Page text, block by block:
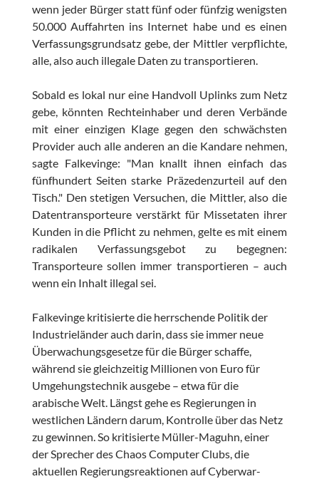
wenn jeder Bürger statt fünf oder fünfzig wenigsten
50.000 Auffahrten ins Internet habe und es einen
Verfassungsgrundsatz gebe, der Mittler verpflichte,
alle, also auch illegale Daten zu transportieren.
Sobald es lokal nur eine Handvoll Uplinks zum Netz
gebe, könnten Rechteinhaber und deren Verbände
mit einer einzigen Klage gegen den schwächsten
Provider auch alle anderen an die Kandare nehmen,
sagte Falkevinge: "Man knallt ihnen einfach das
fünfhundert Seiten starke Präzedenzurteil auf den
Tisch." Den stetigen Versuchen, die Mittler, also die
Datentransporteure verstärkt für Missetaten ihrer
Kunden in die Pflicht zu nehmen, gelte es mit einem
radikalen Verfassungsgebot zu begegnen:
Transporteure sollen immer transportieren – auch
wenn ein Inhalt illegal sei.
Falkevinge kritisierte die herrschende Politik der
Industrieländer auch darin, dass sie immer neue
Überwachungsgesetze für die Bürger schaffe,
während sie gleichzeitig Millionen von Euro für
Umgehungstechnik ausgebe – etwa für die
arabische Welt. Längst gehe es Regierungen in
westlichen Ländern darum, Kontrolle über das Netz
zu gewinnen. So kritisierte Müller-Maguhn, einer
der Sprecher des Chaos Computer Clubs, die
aktuellen Regierungsreaktionen auf Cyberwar-